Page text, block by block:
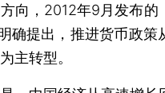
，2012年9月发布的
确提出，推进货币政策
主转型。